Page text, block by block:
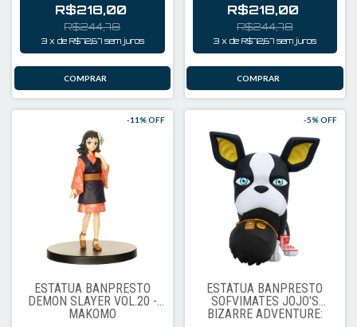
R$218,00
R$244,78
3 x de R$72,67 sem juros
R$218,00
R$244,78
3 xdeR$72,67 sem juros
ESTÁTUA BANPRESTO
DEMON SLAYER VOL.20 -
MAKOMO
-11 % OFF
ESTÁTUA BANPRESTO
SOFVIMATES JOJO'S
BIZARRE ADVENTURE:
-5% OFF